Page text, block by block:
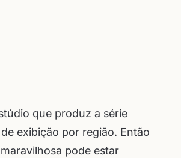
que produz a série
exibição por região. Então
pode estar